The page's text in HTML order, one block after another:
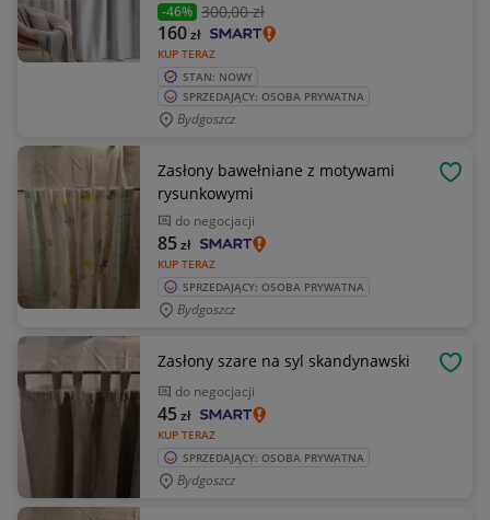
-46% 300,00 zł
KUP TERAZ
160zł
STAN: NOWY
SPRZEDAJĄCY: OSOBA PRYWATNA
Bydgoszcz
Zasłony bawełniane z motywami
rysunkowymi
do negocjacji
KUP TERAZ
85zł
SPRZEDAJĄCY: OSOBA PRYWATNA
Bydgoszcz
Zasłony szare na syl skandynawski
do negocjacji
KUP TERAZ
45zł
SPRZEDAJĄCY: OSOBA PRYWATNA
Bydgoszcz